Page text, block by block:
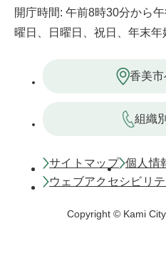
開庁時間: 午前8時30分から
曜日、日曜日、祝日、年末年
香美市
組織
サイトマップ 個人情
ウェブアクセシビリ
Copyright © Kami